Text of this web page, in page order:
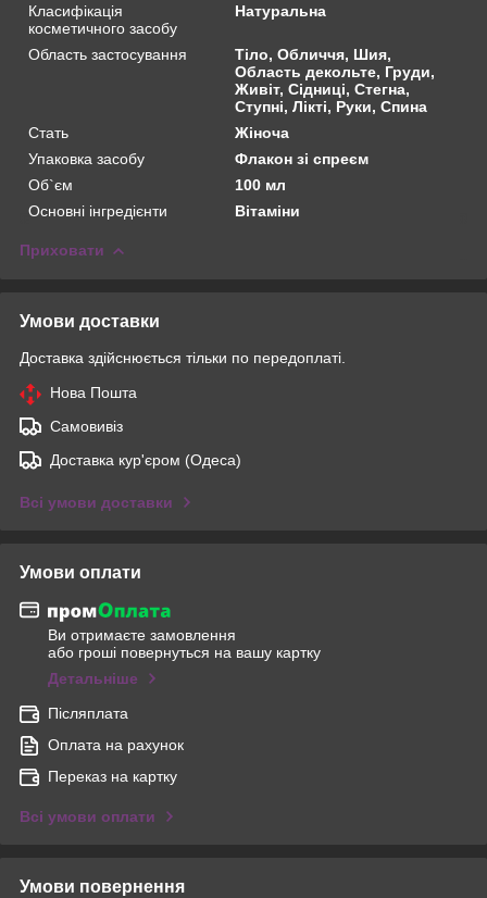
Класифікація
косметичного засобу
Натуральна
Область застосування
Тіло, Обличчя, Шия,
Область декольте, Груди,
Живіт, Сідниці, Стегна,
Ступні, Лікті, Руки, Спина
Стать
Жіноча
Упаковка засобу
Флакон зі спреєм
Об`єм
100 мл
Основні інгредієнти
Вітаміни
Приховати
Умови доставки
Доставка здійснюється тільки по передоплаті.
Нова Пошта
Самовивіз
Доставка кур'єром (Одеса)
Всі умови доставки
Умови оплати
Ви отримаєте замовлення
або гроші повернуться на вашу картку
Детальніше
Післяплата
Оплата на рахунок
Переказ на картку
Всі умови оплати
Умови повернення